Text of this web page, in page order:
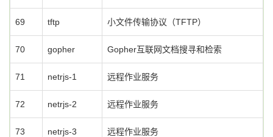
69 tftp 小文件传输协议（TFTP）
70 gopher Gopher互联网文档搜寻和检索
71 netrjs-1 远程作业服务
72 netrjs-2 远程作业服务
73 netrjs-3 远程作业服务